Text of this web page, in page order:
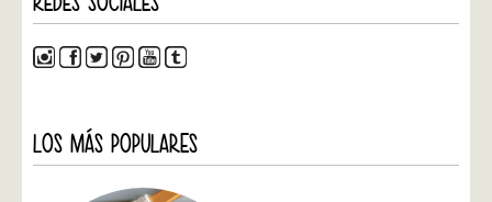
LOS MÁS POPULARES